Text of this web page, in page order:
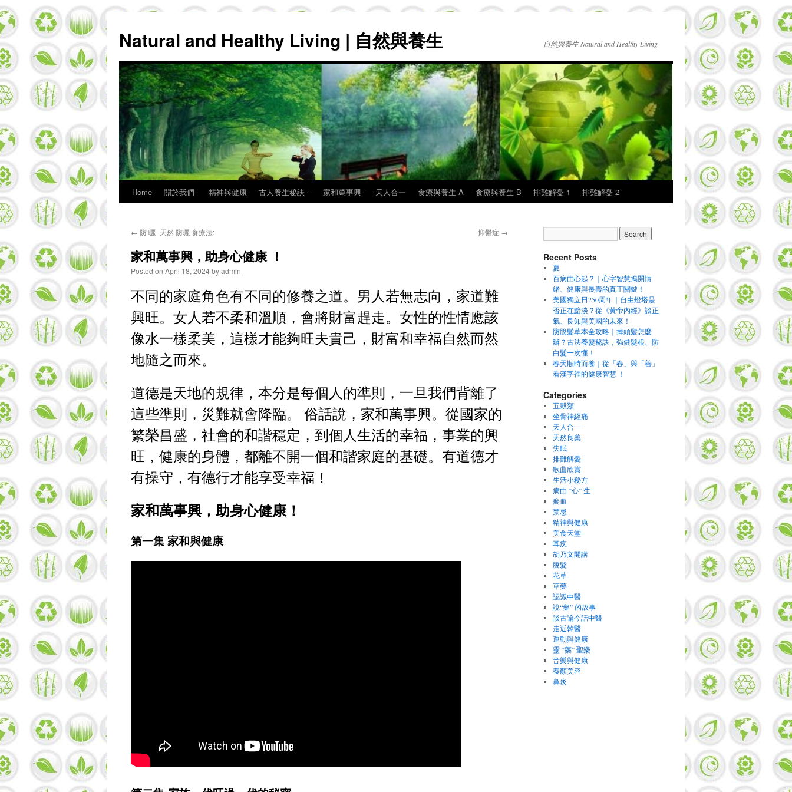
Natural and Healthy Living | 自然與養生 自然與養生 Natural and Healthy Living
Skip
content
Home 關於我們- 精神與健康 古人養生秘訣 – 家和萬事興- 天人合一 食療與養生 A 食療與養生 B 排難解憂 1 排難解憂 2
← 防 曬- 天然 防曬 食療法: 抑鬱症 →
家和萬事興，助身心健康 ！
Posted on April 18, 2024byadmin
不同的家庭角色有不同的修養之道。男人若無志向，家道難
興旺。女人若不柔和溫順，會將財富趕走。女性的性情應該
像水一樣柔美，這樣才能夠旺夫貴己，財富和幸福自然而然
地隨之而來。
道德是天地的規律，本分是每個人的準則，一旦我們背離了
這些準則，災難就會降臨。 俗話說，家和萬事興。從國家的
繁榮昌盛，社會的和諧穩定，到個人生活的幸福，事業的興
旺，健康的身體，都離不開一個和諧家庭的基礎。有道德才
有操守，有德行才能享受幸福！
家和萬事興，助身心健康！
第一集 家和與健康
Recent Posts
夏
百病由心起？｜心字智慧揭開情
緒、健康與長壽的真正關鍵！
美國獨立日250周年｜自由燈塔是
否正在黯淡？從《黃帝內經》談正
氣、良知與美國的未來！
防脫髮草本全攻略｜掉頭髮怎麼
辦？古法養髮秘訣，強健髮根、防
白髮一次懂！
春天順時而養｜從「春」與「善」
看漢字裡的健康智慧 ！
Categories
五穀類
坐骨神經痛
天人合一
天然良藥
失眠
排難解憂
歌曲欣賞
生活小秘方
病由 “心” 生
瘀血
禁忌
精神與健康
美食天堂
耳疾
胡乃文開講
脫髮
花草
草藥
認識中醫
說“藥” 的故事
談古論今話中醫
走近韓醫
運動與健康
靈 “藥” 聖樂
音樂與健康
養顏美容
鼻炎